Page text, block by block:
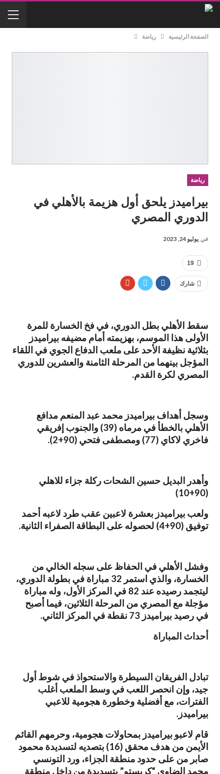
الصفحة الرئيسية رياضة
رياضة
بيراميدز يلحق أول هزيمة بالأهلي في
الدوري المصري
في يوليو 24, 2023
19
شارك
سقط الأهلي بطل الدوري، في فخ الخسارة للمرة
الأولى هذا الموسم، بهزيمته أمام مضيفه بيراميدز
بثلاثية نظيفة الأحد على ملعب الدفاع الجوي في اللقاء
المؤجل بينهما من المرحلة الثامنة والعشرين للدوري
المصري لكرة القدم.
وسجل أهداف بيراميدز محمد عبد المنعم مدافع
الأهلي بالخطأ في مرماه (39) والجنوب إفريقي
فاخري لاكاي (77) ومصطفى فتحي (90+2).
وأهدر البديل حسين الشحات ركلة جزاء للاهلي
(90+10)
ولعب بيراميدز بعشرة لاعبين عقب طرد لاعبه أحمد
توفيق (90+4) لحصوله على البطاقة الصفراء الثانية.
وفشل الأهلي في الحفاظ على سجله الخالي من
الخسارة، والذي استمر 32 مباراة في بطولة الدوري،
ليتجمد رصيده عند 82 في المركز الأول، وله مباراة
مؤجلة مع المصري من المرحلة الثلاثين، فيما أصبح
في رصيد بيراميدز 73 نقطة في المركز الثاني.
أحداث المباراة
تبادل الفريقان السيطرة والاستحواذ في شوط أول
جيد، وإن انحصر اللعب في وسط الملعب أغلب
الفترات، مع أفضلية وخطورة هجومية للاعبي
بيراميدز.
قام لاعبو بيراميدز بمحاولات هجومية، وحرمهم القائم
الأيمن من هدف محقق (16) بتصديه لتسديدة محمود
صابر من على حدود منطقة الجزاء، ورد التونسي
محمد الضاوي “كريستو” بتسديدة من داخل منطقة